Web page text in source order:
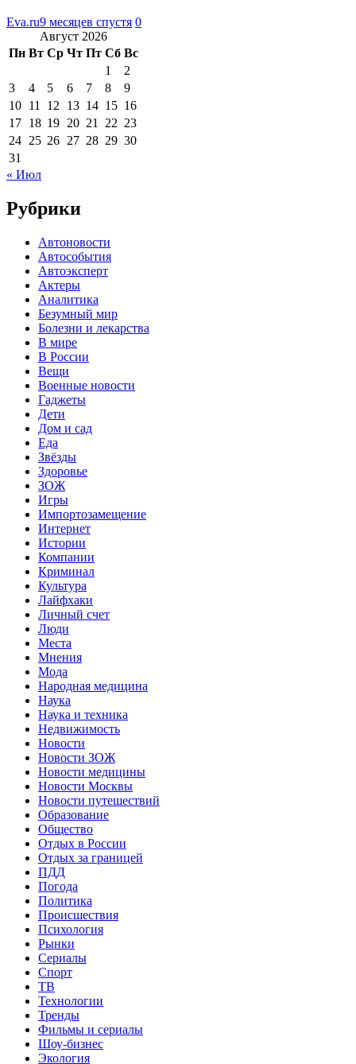
Eva.ru9 месяцев спустя 0
Август 2026
Пн Вт Ср Чт Пт Сб Вс
1
2
3
4 5 6 7 8
9
10 11 12 13 14 15 16
17 18 19 20 21 22 23
24 25 26 27 28 29 30
31
« Июл
Рубрики
Автоновости
Автособытия
Автоэксперт
Актеры
Аналитика
Безумный мир
Болезни и лекарства
В мире
В России
Вещи
Военные новости
Гаджеты
Дети
Дом и сад
Еда
Звёзды
Здоровье
ЗОЖ
Игры
Импортозамещение
Интернет
Истории
Компании
Криминал
Культура
Лайфхаки
Личный счет
Люди
Места
Мнения
Мода
Народная медицина
Наука
Наука и техника
Недвижимость
Новости
Новости ЗОЖ
Новости медицины
Новости Москвы
Новости путешествий
Образование
Общество
Отдых в России
Отдых за границей
ПДД
Погода
Политика
Происшествия
Психология
Рынки
Сериалы
Спорт
ТВ
Технологии
Тренды
Фильмы и сериалы
Шоу-бизнес
Экология